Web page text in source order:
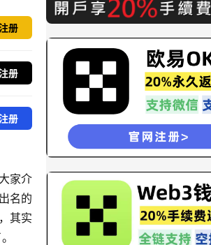
册
册
册
家介
名的
其实